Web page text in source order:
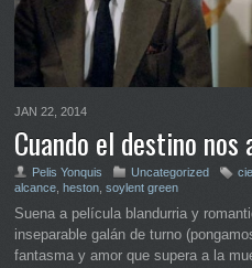
JAN 22, 2014
Cuando el destino nos
Pelis Yonquis Uncategorized
alcance ,heston ,soylent green
Suena a película blandurria y
inseparable galán de turno
fantasma y amor que supera a la